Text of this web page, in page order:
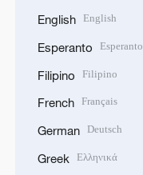
English English
Esperanto Esperanto
Filipino Filipino
French Français
German Deutsch
Greek Ελληνικά